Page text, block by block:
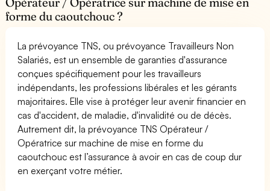
forme du caoutchouc ?
La prévoyance TNS, ou prévoyance Travailleurs Non
Salariés, est un ensemble de garanties d'assurance
conçues spécifiquement pour les travailleurs
indépendants, les professions libérales et les gérants
majoritaires. Elle vise à protéger leur avenir financier en
cas d'accident, de maladie, d'invalidité ou de décès.
Autrement dit, la prévoyance TNS Opérateur /
Opératrice sur machine de mise en forme du
caoutchouc est l’assurance à avoir en cas de coup dur
en exerçant votre métier.